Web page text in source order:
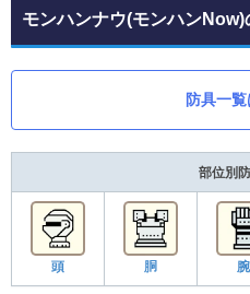
モンハンナウ(モンハンNow)
防具一
部位別
頭 胴 腕